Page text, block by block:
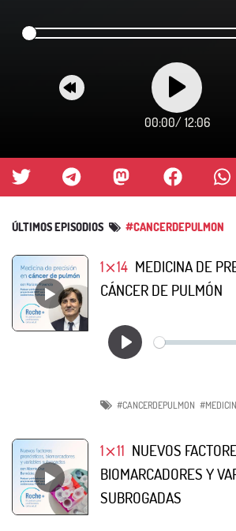
00:00/ 12:06
ÚLTIMOS EPISODIOS #CANCERDEPULMON
1⨯14 MEDICINA DE
CÁNCER DE PULMÓN
#CANCERDEPULMON
1⨯11 NUEVOS
BIOMARCADORES Y
SUBROGADAS